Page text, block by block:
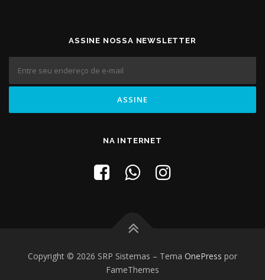
ASSINE NOSSA NEWSLETTER
NA INTERNET
Copyright © 2026 SRP Sistemas – Tema OnePress por
FameThemes